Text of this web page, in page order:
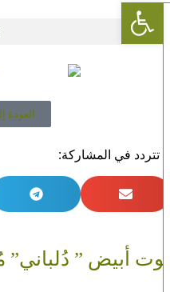
العودة
تتردد في المشاركة:
أبيض ”
Open toolbar